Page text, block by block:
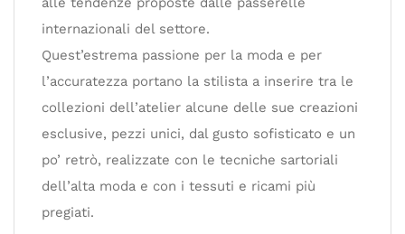
internazionali del settore.
Quest’estrema passione per la moda e per
l’accuratezza portano la stilista a inserire tra le
collezioni dell’atelier alcune delle sue creazioni
esclusive, pezzi unici, dal gusto sofisticato e un
po’ retrò, realizzate con le tecniche sartoriali
dell’alta moda e con i tessuti e ricami più
pregiati.